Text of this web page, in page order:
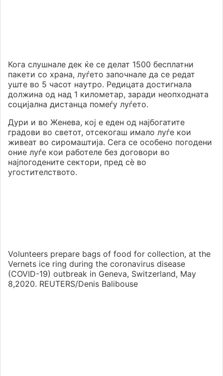
Кога слушнале дек ќе се делат 1500 бесплатни
пакети со храна, луѓето започнале да се редат
уште во 5 часот наутро. Редицата достигнала
должина од над 1 километар, заради неопходната
социјална дистанца помеѓу луѓето.
Дури и во Женева, кој е еден од најбогатите
градови во светот, отсекогаш имало луѓе кои
живеат во сиромаштија. Сега се особено погодени
оние луѓе кои работеле без договори во
најпогодените сектори, пред сѐ во
угостителството.
Volunteers prepare bags of food for collection, at the
Vernets ice ring during the coronavirus disease
(COVID-19) outbreak in Geneva, Switzerland, May
8,2020. REUTERS/Denis Balibouse